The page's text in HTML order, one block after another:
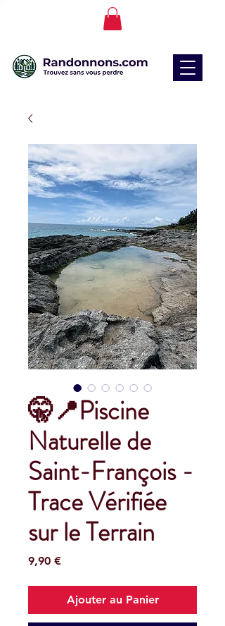
🤫📍Piscine
Naturelle de
Saint-François -
Trace Vérifiée
sur le Terrain
9,90 €Prix
Ajouter au Panier